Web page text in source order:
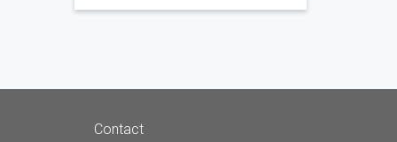
Contact